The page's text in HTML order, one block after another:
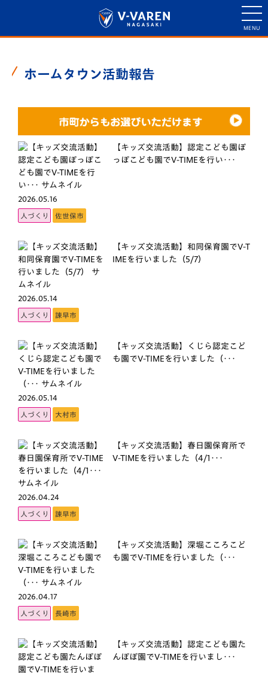
ホームタウン活動報告
2026.05.16
【キッズ交流活動】認定こども園ぽ
っぽこども園でV-TIMEを行い･･･
人づくり 佐世保市
2026.05.14
【キッズ交流活動】和同保育園でV-T
IMEを行いました（5/7）
人づくり 諫早市
2026.05.14
【キッズ交流活動】くじら認定こど
も園でV-TIMEを行いました（･･･
人づくり 大村市
2026.04.24
【キッズ交流活動】春日園保育所で
V-TIMEを行いました（4/1･･･
人づくり 諫早市
2026.04.17
【キッズ交流活動】深堀こころこど
も園でV-TIMEを行いました（･･･
人づくり 長崎市
【キッズ交流活動】認定こども園た
んぽぽ園でV-TIMEを行いまし･･･